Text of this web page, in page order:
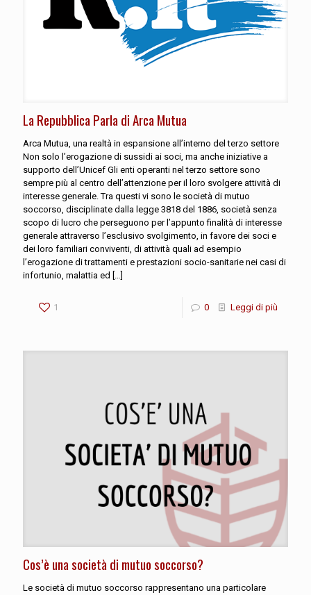
La Repubblica Parla di Arca Mutua
Arca Mutua, una realtà in espansione all’interno del terzo settore
Non solo l’erogazione di sussidi ai soci, ma anche iniziative a
supporto dell’Unicef Gli enti operanti nel terzo settore sono
sempre più al centro dell’attenzione per il loro svolgere attività di
interesse generale. Tra questi vi sono le società di mutuo
soccorso, disciplinate dalla legge 3818 del 1886, società senza
scopo di lucro che perseguono per l’appunto finalità di interesse
generale attraverso l’esclusivo svolgimento, in favore dei soci e
dei loro familiari conviventi, di attività quali ad esempio
l’erogazione di trattamenti e prestazioni socio-sanitarie nei casi di
infortunio, malattia ed […]
1 0 Leggi di più
Cos’è una società di mutuo soccorso?
Le società di mutuo soccorso rappresentano una particolare